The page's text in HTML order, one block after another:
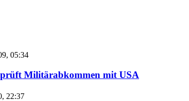
05:34
prüft Militärabkommen mit USA
22:37